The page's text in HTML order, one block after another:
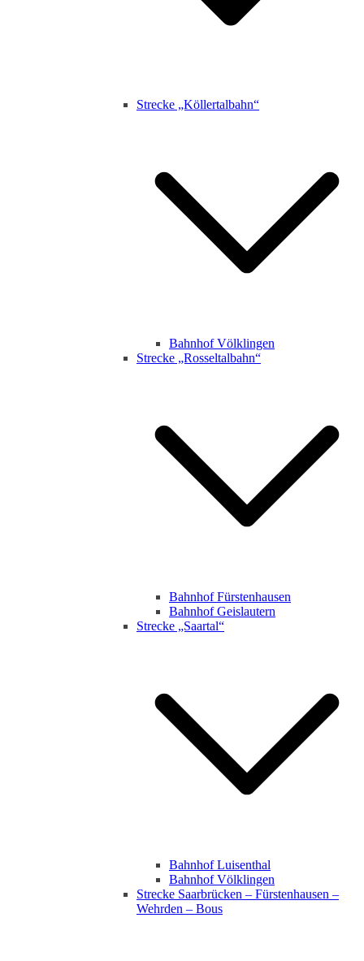
Strecke „Köllertalbahn“
Bahnhof Völklingen
Strecke „Rosseltalbahn“
Bahnhof Fürstenhausen
Bahnhof Geislautern
Strecke „Saartal“
Bahnhof Luisenthal
Bahnhof Völklingen
Strecke Saarbrücken – Fürstenhausen –
Wehrden – Bous